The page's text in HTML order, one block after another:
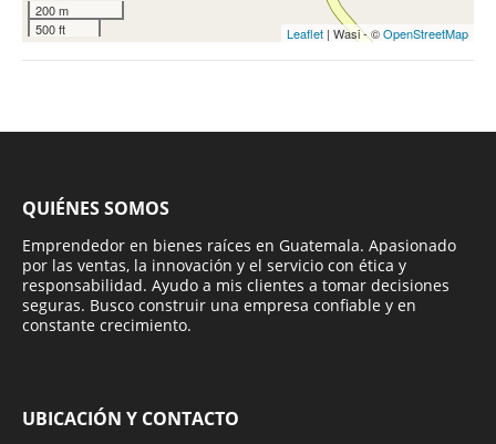
200 m
500 ft
Leaflet | Wasi - ©OpenStreetMap
QUIÉNES SOMOS
Emprendedor en bienes raíces en Guatemala. Apasionado
por las ventas, la innovación y el servicio con ética y
responsabilidad. Ayudo a mis clientes a tomar decisiones
seguras. Busco construir una empresa confiable y en
constante crecimiento.
UBICACIÓN Y CONTACTO